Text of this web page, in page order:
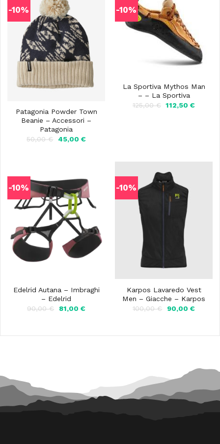
-10%
Patagonia Powder Town
Beanie – Accessori –
Patagonia
50,00€
Il
45,00 €Il
-10%
La Sportiva Mythos Man
– – La Sportiva
125,00€ Il
prezzo
112,50€Il
-10%
Edelrid Autana – Imbraghi
– Edelrid
90,00€
Il
90,00 €.
81,00 €Il
81,00 €.
-10%
Karpos Lavaredo Vest
Men – Giacche – Karpos
100,00€
Il
100,00 €.
90,00 €Il
90,00